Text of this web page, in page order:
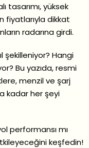
tasarımı, yüksek
fiyatlarıyla dikkat
radarına girdi.
şekilleniyor? Hangi
Bu yazıda, resmi
menzil ve şarj
kadar her şeyi
performansı mı
keşfedin!